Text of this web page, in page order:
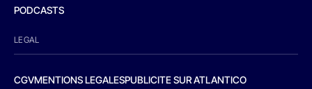
PODCASTS
LEGAL
CGVMENTIONS LEGALESPUBLICITE SUR ATLANTICO